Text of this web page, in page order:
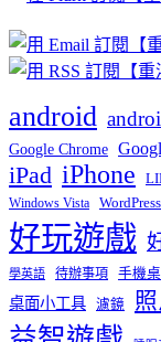
android
Google Chrome
iPad iPhone
Windows Vista
好玩遊戲
學英語 待辦事項 手機
桌面小工具 濾鏡